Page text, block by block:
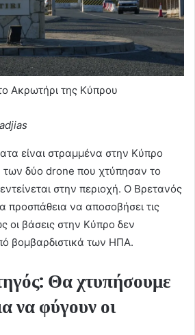
Ακρωτήρι της Κύπρου
είναι στραμμένα στην Κύπρο
των δύο drone που χτύπησαν το
στην περιοχή. Ο Βρετανός
προσπάθεια να αποσοβήσει τις
οι βάσεις στην Κύπρο δεν
βομβαρδιστικά των ΗΠΑ.
Θα χτυπήσουμε
να φύγουν οι